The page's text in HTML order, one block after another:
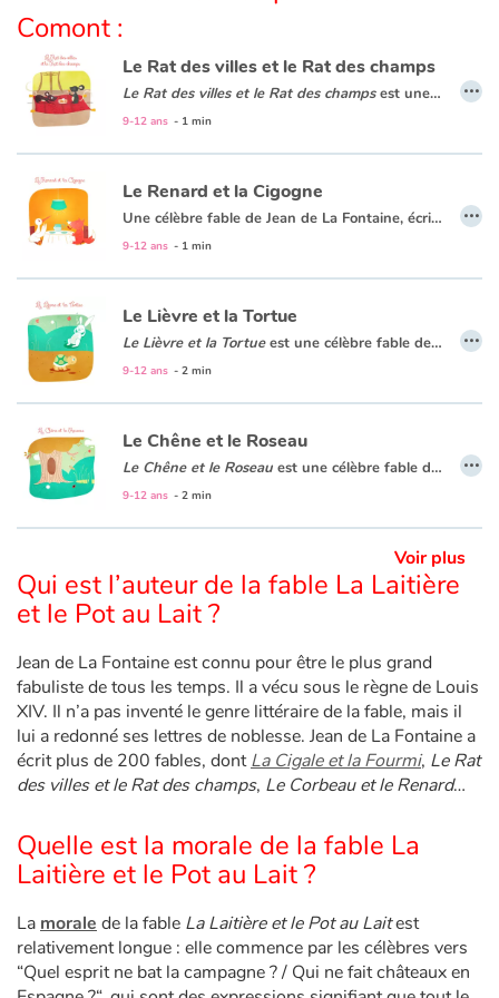
Apprendre les langues
Dyslexie, troubles de la lecture
Nos listes de lecture
Les plus lus
Coups de coeur
Comont :
Le Rat des villes et le Rat des champs
Le Rat des villes et le Rat des champsest une célèbre
9-12 ans - 1 min
…
Le Renard et la Cigogne
Une célèbre fable de Jean de La Fontaine, écrite en 1668. C'est le 31 mars que Jean de La Fontaine fait paraitre son premier ouvrage : « Les Fables Choisies ».
9-12 ans - 1 min
…
Le Lièvre et la Tortue
Le Lièvre et la Tortueest une célèbre fable de Jean de La Fontaine qui dénonce la vanité en faveur de la persévérance.
9-12 ans - 2 min
…
Le Chêne et le Roseau
Le Chêne et le Roseau est une célèbre fable de Jean de La Fontaine
9-12 ans - 2 min
…
Voir plus
Qui est l’auteur de la fable La Laitière
et le Pot au Lait ?
Jean de La Fontaine est connu pour être le plus grand
fabuliste de tous les temps. Il a vécu sous le règne de Louis
XIV. Il n’a pas inventé le genre littéraire de la fable, mais il
lui a redonné ses lettres de noblesse. Jean de La Fontaine a
écrit plus de 200 fables, dontLa Cigale et la Fourmi, Le Rat
des villes et le Rat des champs, Le Corbeau et le Renard…
Quelle est la morale de la fable La
Laitière et le Pot au Lait ?
La morale de la fable La Laitière et le Pot au Laitest
relativement longue : elle commence par les célèbres vers
“Quel esprit ne bat la campagne ? / Qui ne fait châteaux en